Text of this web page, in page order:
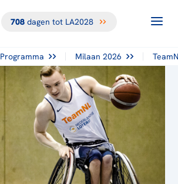
708dagen tot LA2028
Programma Milaan 2026